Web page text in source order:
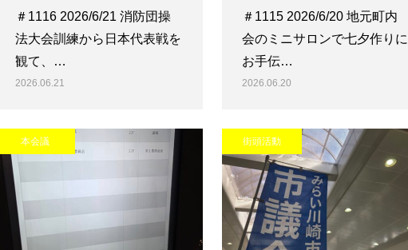
＃1116 2026/6/21 消防団操
法大会訓練から日本代表戦を
観て、…
2026.06.21
＃1115 2026/6/20 地元町内
会のミニサロンで七夕作りに
お手伝…
2026.06.20
本会議 街頭活動